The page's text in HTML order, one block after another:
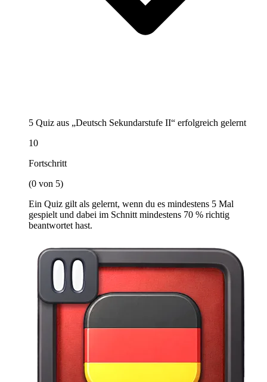
5 Quiz aus „Deutsch Sekundarstufe II“ erfolgreich gelernt
10
Fortschritt
(0 von 5)
Ein Quiz gilt als gelernt, wenn du es mindestens 5 Mal
gespielt und dabei im Schnitt mindestens 70 % richtig
beantwortet hast.